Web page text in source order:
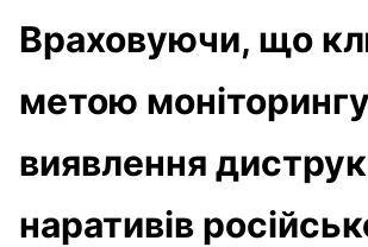
Враховуючи, що
метою
виявлення
наративів